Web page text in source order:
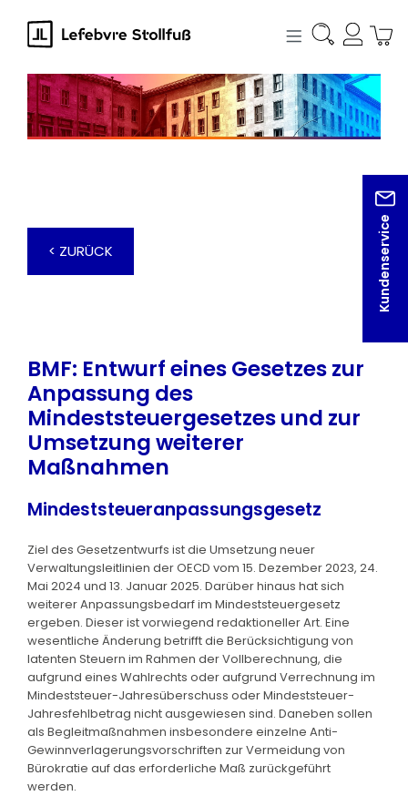
springen
Kundenservice
< ZURÜCK
BMF: Entwurf eines Gesetzes zur
Anpassung des
Mindeststeuergesetzes und zur
Umsetzung weiterer
Maßnahmen
Mindeststeueranpassungsgesetz
Ziel des Gesetzentwurfs ist die Umsetzung neuer
Verwaltungsleitlinien der OECD vom 15. Dezember 2023, 24.
Mai 2024 und 13. Januar 2025. Darüber hinaus hat sich
weiterer Anpassungsbedarf im Mindeststeuergesetz
ergeben. Dieser ist vorwiegend redaktioneller Art. Eine
wesentliche Änderung betrifft die Berücksichtigung von
latenten Steuern im Rahmen der Vollberechnung, die
aufgrund eines Wahlrechts oder aufgrund Verrechnung im
Mindeststeuer-Jahresüberschuss oder Mindeststeuer-
Jahresfehlbetrag nicht ausgewiesen sind. Daneben sollen
als Begleitmaßnahmen insbesondere einzelne Anti-
Gewinnverlagerungsvorschriften zur Vermeidung von
Bürokratie auf das erforderliche Maß zurückgeführt
werden.